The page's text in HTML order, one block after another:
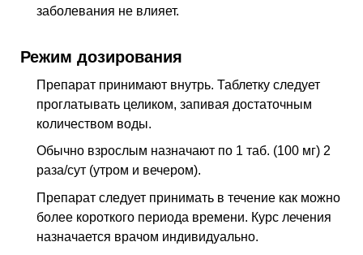
заболевания не влияет.
Режим дозирования
Препарат принимают внутрь. Таблетку следует
проглатывать целиком, запивая достаточным
количеством воды.
Обычно взрослым назначают по 1 таб. (100 мг) 2
раза/сут (утром и вечером).
Препарат следует принимать в течение как можно
более короткого периода времени. Курс лечения
назначается врачом индивидуально.